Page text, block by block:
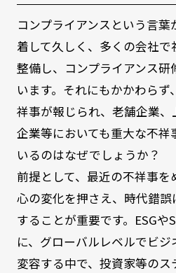
コンプライアンスという言
着して久しく、多くの会社
整備し、コンプライアンス研
います。それにもかかわら
祥事が報じられ、老舗企業
企業等においても重大な不祥
いるのはなぜでしょうか？
前提として、最近の不祥事
心の変化を押さえ、時代錯
することが重要です。ESGや
に、グローバルレベルでビ
変容する中で、投資家等の